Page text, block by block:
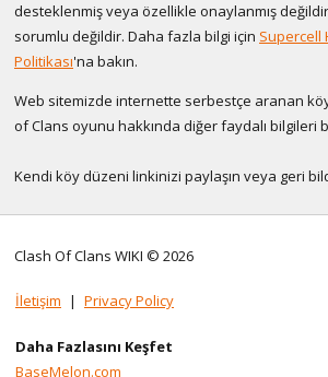
desteklenmiş veya özellikle onaylanmış
sorumlu değildir. Daha fazla bilgi için Supercell
Politikası'na bakın.
Web sitemizde internette serbestçe aranan
of Clans oyunu hakkında diğer faydalı bilgileri
Kendi köy düzeni linkinizi paylaşın veya geri
Clash Of Clans WIKI © 2026
İletişim | Privacy Policy
Daha Fazlasını Keşfet
BaseMelon.com